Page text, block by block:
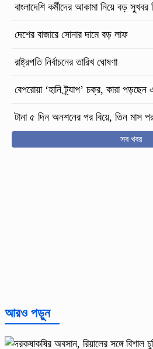
বাংলাদেশি কর্মীদের আকামা নিয়ে বড়
দেশের বাজারে সোনার দামে বড় লাফ
রাষ্ট্রপতি নির্বাচনের তারিখ ঘোষণা
বেপরোয়া ‘হানি ট্র্যাপ’ চক্র, কারা পড়ছেন
টানা ৫ দিন অনশনের পর বিয়ে, তিন মাস
সব খবর
আরও পড়ুন